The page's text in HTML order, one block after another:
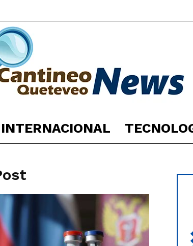
España
Noticias
INTERNACIONAL